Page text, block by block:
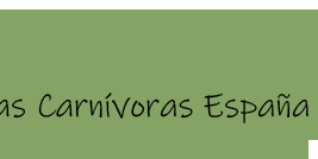
GRATIS A PARTIR DE 30€